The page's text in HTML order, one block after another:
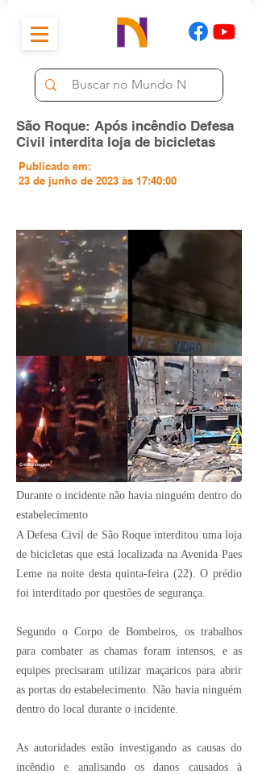
São Roque: Após incêndio Defesa
Civil interdita loja de bicicletas
Publicado em:
23 de junho de 2023 às 17:40:00
Crédito Imagem:
Durante o incidente não havia ninguém dentro do
estabelecimento
A Defesa Civil de São Roque interditou uma loja
de bicicletas que está localizada na Avenida Paes
Leme na noite desta quinta-feira (22). O prédio
foi interditado por questões de segurança.
Segundo o Corpo de Bombeiros, os trabalhos
para combater as chamas foram intensos, e as
equipes precisaram utilizar maçaricos para abrir
as portas do estabelecimento. Não havia ninguém
dentro do local durante o incidente.
As autoridades estão investigando as causas do
incêndio e analisando os danos causados à